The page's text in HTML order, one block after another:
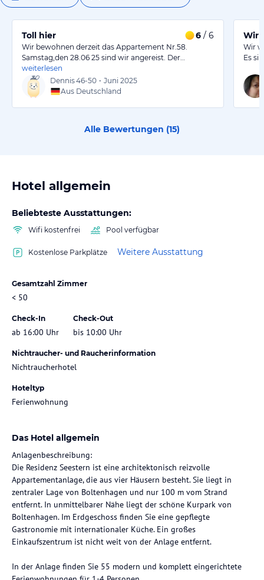
Toll hier 6 / 6
Wir bewohnen derzeit das Appartement Nr.58.
Samstag,den 28.06 25 sind wir angereist. Der…
weiterlesen
Dennis46-50 • Juni 2025
Aus Deutschland
Wir
Wir
Es
Alle Bewertungen (15)
Hotel allgemein
Beliebteste Ausstattungen:
Wifi kostenfrei Pool verfügbar
Kostenlose Parkplätze Weitere Ausstattung
Gesamtzahl Zimmer
< 50
Check-In
ab 16:00 Uhr
Check-Out
bis 10:00 Uhr
Nichtraucher- und Raucherinformation
Nichtraucherhotel
Hoteltyp
Ferienwohnung
Das Hotel allgemein
Anlagenbeschreibung:
Die Residenz Seestern ist eine architektonisch reizvolle
Appartementanlage, die aus vier Häusern besteht. Sie liegt in
zentraler Lage von Boltenhagen und nur 100 m vom Strand
entfernt. In unmittelbarer Nähe liegt der schöne Kurpark von
Boltenhagen. Im Erdgeschoss finden Sie eine gepflegte
Gastronomie mit internationaler Küche. Ein großes
Einkaufszentrum ist nicht weit von der Anlage entfernt.
In der Anlage finden Sie 55 modern und komplett eingerichtete